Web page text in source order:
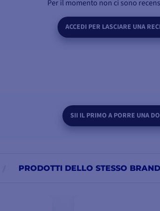
Per il momento non ci sono
ACCEDI PER LASCIARE UNA
SII IL PRIMO A PORRE UNA
PRODOTTI DELLO STESSO BRAND